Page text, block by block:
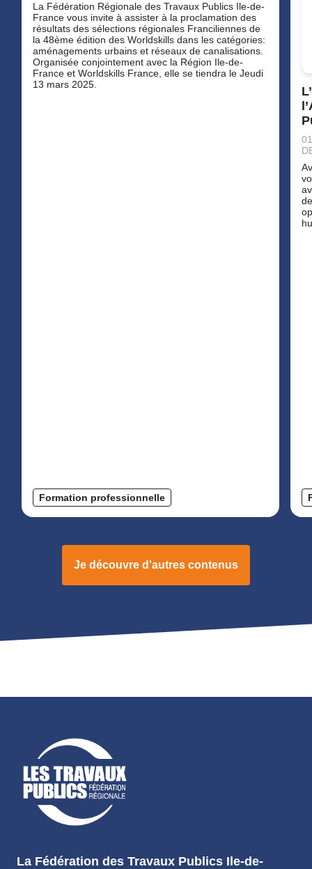
La Fédération Régionale des Travaux Publics Ile-de-
France vous invite à assister à la proclamation des
résultats des sélections régionales Franciliennes de
la 48ème édition des Worldskills dans les catégories:
aménagements urbains et réseaux de canalisations.
Organisée conjointement avec la Région Ile-de-
France et Worldskills France, elle se tiendra le Jeudi
13 mars 2025.
Formation professionnelle
Je découvre d'autres contenus
La Fédération des Travaux Publics Ile-de-